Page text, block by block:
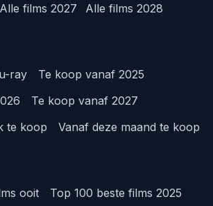
Alle films 2027 Alle films 2028
ray
Te koop vanaf 2025
Te koop vanaf 2027
te koop
Vanaf deze maand te koop
ooit
Top 100 beste films 2025